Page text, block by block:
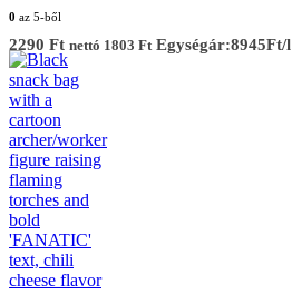
0 az 5-ből
2290 Ft nettó 1803 Ft Egységár:8945Ft/l